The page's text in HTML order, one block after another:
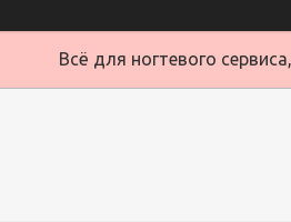
Всё для ногтевого